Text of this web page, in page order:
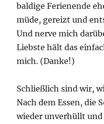
baldige Ferienende
müde, gereizt und
Und nerve mich
Liebste hält das
mich. (Danke!)
Schließlich sind wir,
Nach dem Essen, die
wieder unverhüllt